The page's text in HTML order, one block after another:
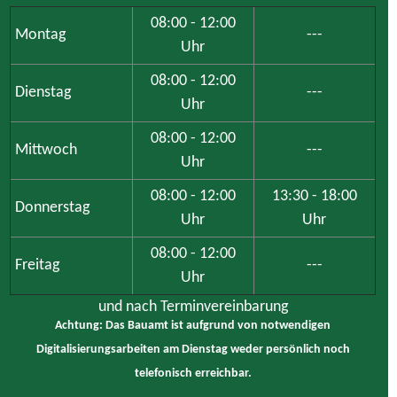
Montag
08:00 - 12:00
Uhr
---
Dienstag
08:00 - 12:00
Uhr
---
Mittwoch
08:00 - 12:00
Uhr
---
Donnerstag
08:00 - 12:00
Uhr
13:30 - 18:00
Uhr
Freitag
08:00 - 12:00
Uhr
---
und nach Terminvereinbarung
Achtung: Das Bauamt ist aufgrund von notwendigen
Digitalisierungsarbeiten am Dienstag weder persönlich noch
telefonisch erreichbar.